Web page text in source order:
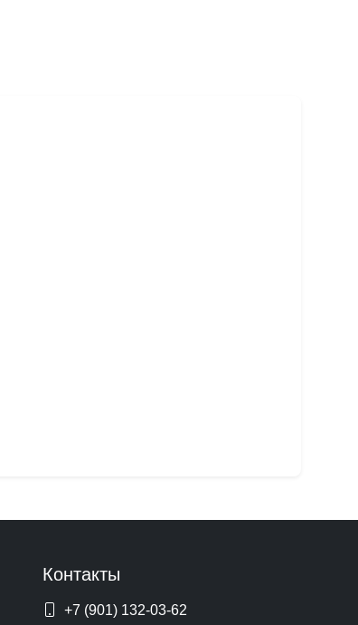
Контакты
+7 (901) 132-03-62